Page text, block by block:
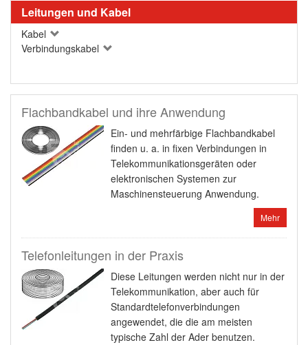
Leitungen und Kabel
Kabel
Verbindungskabel
Flachbandkabel und ihre Anwendung
Ein- und mehrfärbige Flachbandkabel
finden u. a. in fixen Verbindungen in
Telekommunikationsgeräten oder
elektronischen Systemen zur
Maschinensteuerung Anwendung.
Mehr
Telefonleitungen in der Praxis
Diese Leitungen werden nicht nur in der
Telekommunikation, aber auch für
Standardtelefonverbindungen
angewendet, die die am meisten
typische Zahl der Ader benutzen.